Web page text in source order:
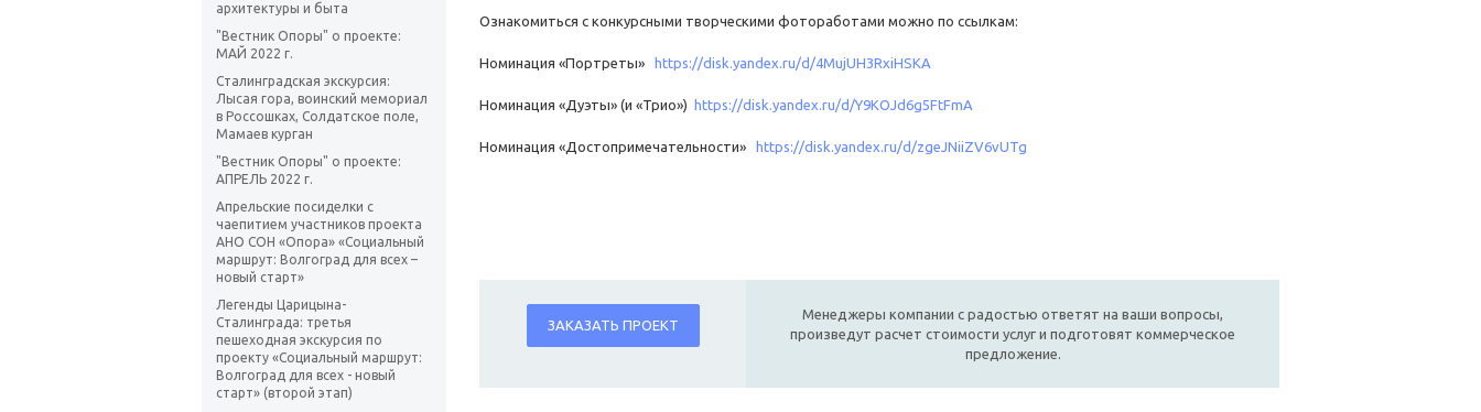
архитектуры и быта
"Вестник Опоры" о проекте:
МАЙ 2022 г.
Сталинградская экскурсия:
Лысая гора, воинский мемориал
в Россошках, Солдатское поле,
Мамаев курган
"Вестник Опоры" о проекте:
АПРЕЛЬ 2022 г.
Апрельские посиделки с
чаепитием участников проекта
АНО СОН «Опора» «Социальный
маршрут: Волгоград для всех –
новый старт»
Легенды Царицына-
Сталинграда: третья
пешеходная экскурсия по
проекту «Социальный маршрут:
Волгоград для всех - новый
старт» (второй этап)
Ознакомиться с конкурсными творческими фотоработами можно по ссылкам:
Номинация «Портреты» https://disk.yandex.ru/d/4MujUH3RxiHSKA
Номинация «Дуэты» (и «Трио») https://disk.yandex.ru/d/Y9KOJd6g5FtFmA
Номинация «Достопримечательности» https://disk.yandex.ru/d/zgeJNiiZV6vUTg
ЗАКАЗАТЬ ПРОЕКТ
Менеджеры компании с радостью ответят на ваши вопросы,
произведут расчет стоимости услуг и подготовят коммерческое
предложение.